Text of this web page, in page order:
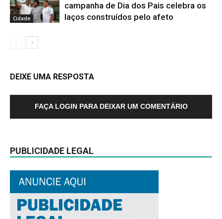
Cidade
campanha de Dia dos Pais celebra os
laços construídos pelo afeto
DEIXE UMA RESPOSTA
FAÇA LOGIN PARA DEIXAR UM COMENTÁRIO
PUBLICIDADE LEGAL